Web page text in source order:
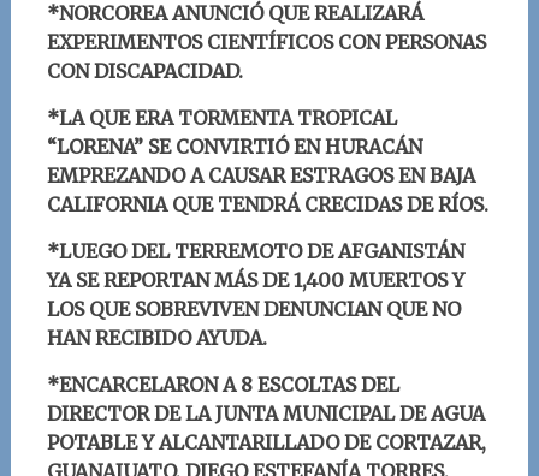
*NORCOREA ANUNCIÓ QUE REALIZARÁ
EXPERIMENTOS CIENTÍFICOS CON PERSONAS
CON DISCAPACIDAD.
*LA QUE ERA TORMENTA TROPICAL
“LORENA” SE CONVIRTIÓ EN HURACÁN
EMPREZANDO A CAUSAR ESTRAGOS EN BAJA
CALIFORNIA QUE TENDRÁ CRECIDAS DE RÍOS.
*LUEGO DEL TERREMOTO DE AFGANISTÁN
YA SE REPORTAN MÁS DE 1,400 MUERTOS Y
LOS QUE SOBREVIVEN DENUNCIAN QUE NO
HAN RECIBIDO AYUDA.
*ENCARCELARON A 8 ESCOLTAS DEL
DIRECTOR DE LA JUNTA MUNICIPAL DE AGUA
POTABLE Y ALCANTARILLADO DE CORTAZAR,